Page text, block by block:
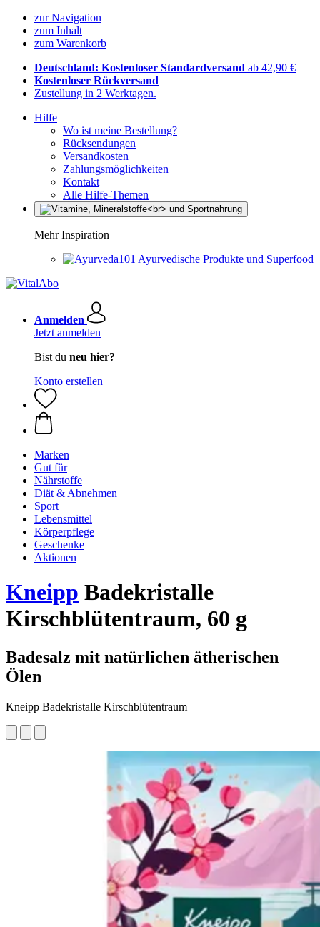
zur Navigation
zum Inhalt
zum Warenkorb
Deutschland: Kostenloser Standardversand ab 42,90 €
Kostenloser Rückversand
Zustellung in 2 Werktagen.
Hilfe
Wo ist meine Bestellung?
Rücksendungen
Versandkosten
Zahlungsmöglichkeiten
Kontakt
Alle Hilfe-Themen
Mehr Inspiration
Ayurvedische Produkte und Superfood
Anmelden
Jetzt anmelden
Bist du neu hier?
Konto erstellen
Marken
Gut für
Nährstoffe
Diät & Abnehmen
Sport
Lebensmittel
Körperpflege
Geschenke
Aktionen
Kneipp Badekristalle
Kirschblütentraum, 60 g
Badesalz mit natürlichen ätherischen
Ölen
Kneipp Badekristalle Kirschblütentraum